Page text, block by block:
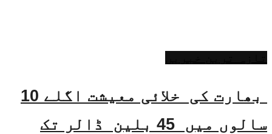
بھارت کی خلائی معیشت اگلے 10
سالوں میں 45 بلین ڈالر تک